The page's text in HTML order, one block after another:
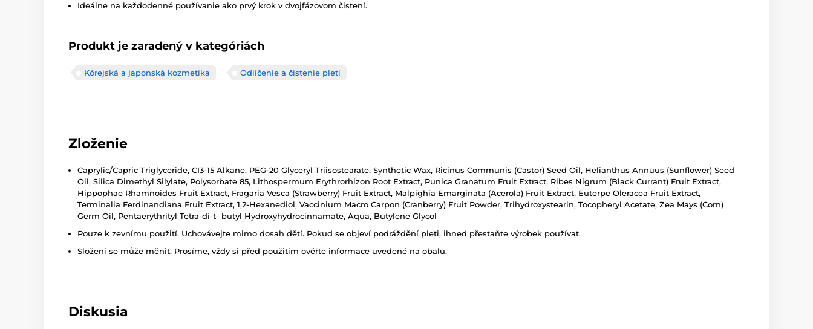
Ideálne na každodenné používanie ako prvý krok v dvojfázovom čistení.
Produkt je zaradený v kategóriách
Kórejská a japonská kozmetika Odlíčenie a čistenie pleti
Zloženie
Caprylic/Capric Triglyceride, CI3-15 Alkane, PEG-20 Glyceryl Triisostearate, Synthetic Wax, Ricinus Communis (Castor) Seed Oil, Helianthus Annuus (Sunflower) Seed
Oil, Silica Dimethyl Silylate, Polysorbate 85, Lithospermum Erythrorhizon Root Extract, Punica Granatum Fruit Extract, Ribes Nigrum (Black Currant) Fruit Extract,
Hippophae Rhamnoides Fruit Extract, Fragaria Vesca (Strawberry) Fruit Extract, Malpighia Emarginata (Acerola) Fruit Extract, Euterpe Oleracea Fruit Extract,
Terminalia Ferdinandiana Fruit Extract, 1,2-Hexanediol, Vaccinium Macro Carpon (Cranberry) Fruit Powder, Trihydroxystearin, Tocopheryl Acetate, Zea Mays (Corn)
Germ Oil, Pentaerythrityl Tetra-di-t- butyl Hydroxyhydrocinnamate, Aqua, Butylene Glycol
Pouze k zevnímu použití. Uchovávejte mimo dosah dětí. Pokud se objeví podráždění pleti, ihned přestaňte výrobek používat.
Složení se může měnit. Prosíme, vždy si před použitím ověřte informace uvedené na obalu.
Diskusia